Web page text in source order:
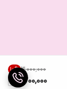
۳٬۰۰۰٬۰۰۰ 10%
2,700,000